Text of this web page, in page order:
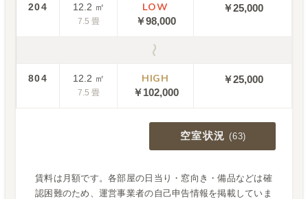
204 12.2 ㎡
7.5 畳
LOW
￥98,000
￥25,000
〜
804 12.2 ㎡
7.5 畳
HIGH
￥102,000
￥25,000
空室状況 (63)
賃料は月額です。各部屋の日当り・窓向き・備品などは確
認困難のため、運営事業者の自己申告情報を掲載していま